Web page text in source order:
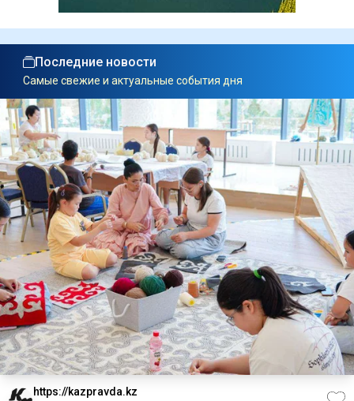
Последние новости
Самые свежие и актуальные события дня
https://kazpravda.kz